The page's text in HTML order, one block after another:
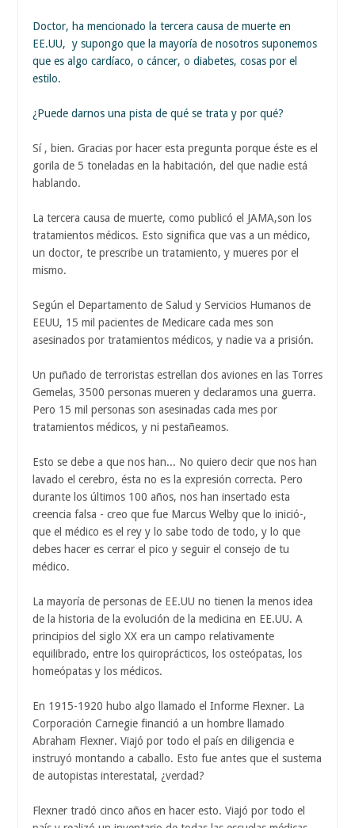
Doctor, ha mencionado la tercera causa de muerte en
EE.UU, y supongo que la mayoría de nosotros suponemos
que es algo cardíaco, o cáncer, o diabetes, cosas por el
estilo.
¿Puede darnos una pista de qué se trata y por qué?
Sí , bien. Gracias por hacer esta pregunta porque éste es el
gorila de 5 toneladas en la habitación, del que nadie está
hablando.
La tercera causa de muerte, como publicó el JAMA,son los
tratamientos médicos. Esto significa que vas a un médico,
un doctor, te prescribe un tratamiento, y mueres por el
mismo.
Según el Departamento de Salud y Servicios Humanos de
EEUU, 15 mil pacientes de Medicare cada mes son
asesinados por tratamientos médicos, y nadie va a prisión.
Un puñado de terroristas estrellan dos aviones en las Torres
Gemelas, 3500 personas mueren y declaramos una guerra.
Pero 15 mil personas son asesinadas cada mes por
tratamientos médicos, y ni pestañeamos.
Esto se debe a que nos han... No quiero decir que nos han
lavado el cerebro, ésta no es la expresión correcta. Pero
durante los últimos 100 años, nos han insertado esta
creencia falsa - creo que fue Marcus Welby que lo inició-,
que el médico es el rey y lo sabe todo de todo, y lo que
debes hacer es cerrar el pico y seguir el consejo de tu
médico.
La mayoría de personas de EE.UU no tienen la menos idea
de la historia de la evolución de la medicina en EE.UU. A
principios del siglo XX era un campo relativamente
equilibrado, entre los quiroprácticos, los osteópatas, los
homeópatas y los médicos.
En 1915-1920 hubo algo llamado el Informe Flexner. La
Corporación Carnegie financió a un hombre llamado
Abraham Flexner. Viajó por todo el país en diligencia e
instruyó montando a caballo. Esto fue antes que el sustema
de autopistas interestatal, ¿verdad?
Flexner tradó cinco años en hacer esto. Viajó por todo el